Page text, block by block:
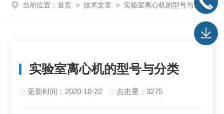
当前位置： 首页 > 技术文章 > 实验室离心机的型号与分类
实验室离心机的型号与分类
更新时间：2020-10-22 点击量：3275